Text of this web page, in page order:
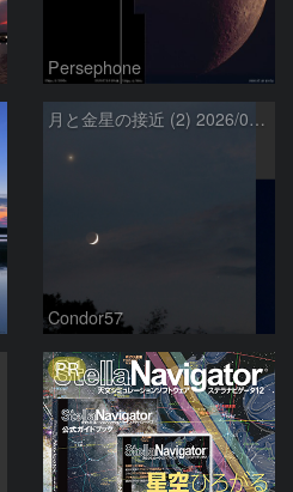
Persephone
月と金星の接近 (2) 2026/07/17
Condor57
PR